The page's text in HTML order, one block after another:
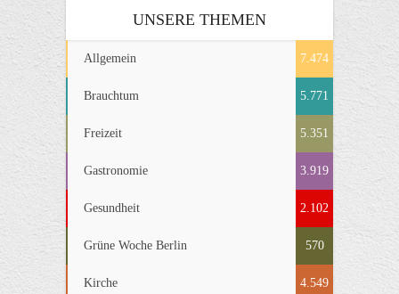
UNSERE THEMEN
Allgemein 7.474
Brauchtum 5.771
Freizeit 5.351
Gastronomie 3.919
Gesundheit 2.102
Grüne Woche Berlin 570
Kirche 4.549